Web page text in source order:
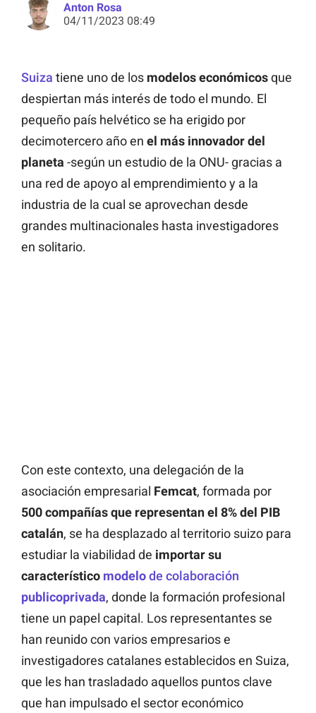
Anton Rosa
04/11/2023 08:49
Suiza tiene uno de los modelos económicosque
despiertan más interés de todo el mundo. El
pequeño país helvético se ha erigido por
decimotercero año en el más innovador del
planeta -según un estudio de la ONU- gracias a
una red de apoyo al emprendimiento y a la
industria de la cual se aprovechan desde
grandes multinacionales hasta investigadores
en solitario.
Con este contexto, una delegación de la
asociación empresarial Femcat, formada por
500 compañías que representan el 8% del PIB
catalán, se ha desplazado al territorio suizo para
estudiar la viabilidad de importar su
característico modelode colaboración
publicoprivada, donde la formación profesional
tiene un papel capital. Los representantes se
han reunido con varios empresarios e
investigadores catalanes establecidos en Suiza,
que les han trasladado aquellos puntos clave
que han impulsado el sector económico